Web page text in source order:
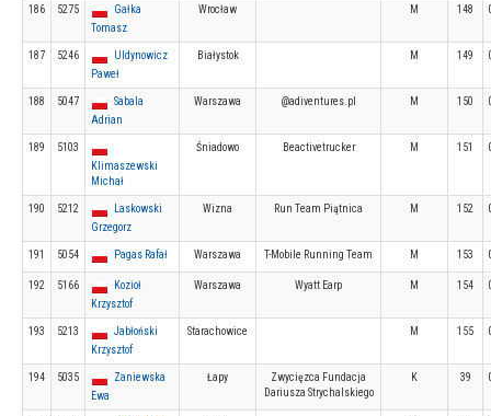
186 5275
Gałka
Tomasz
Wrocław M 148
187 5246
Uldynowicz
Paweł
Białystok M 149
188 5047
Sabala
Adrian
Warszawa @adiventures.pl M 150
189
5103
Klimaszewski
Michał
Śniadowo Beactivetrucker M 151
190 5212
Laskowski
Grzegorz
Wizna Run Team Piątnica M 152
191 5054 Pagas Rafał Warszawa T-Mobile Running Team M 153
192 5166
Kozioł
Krzysztof
Warszawa Wyatt Earp M 154
193 5213
Jabłoński
Krzysztof
Starachowice M 155
194 5035
Zaniewska
Ewa
Łapy
Zwycięzca Fundacja
Dariusza Strychalskiego
K 39